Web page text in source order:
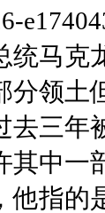
马克
分领土
去三年
其中一
他指的